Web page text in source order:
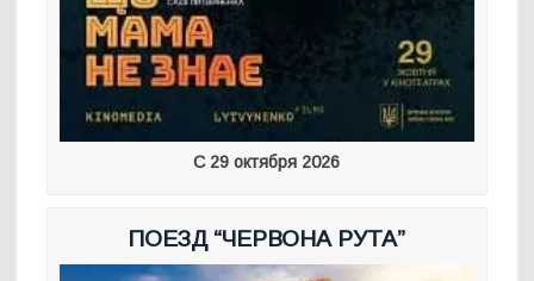
С 29 октября 2026
ПОЕЗД “ЧЕРВОНА РУТА”